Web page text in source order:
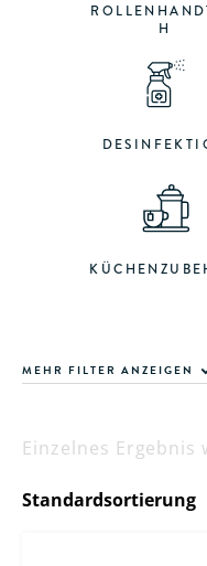
H
MEHR FILTER ANZEIGEN
Einzelnes Ergebnis